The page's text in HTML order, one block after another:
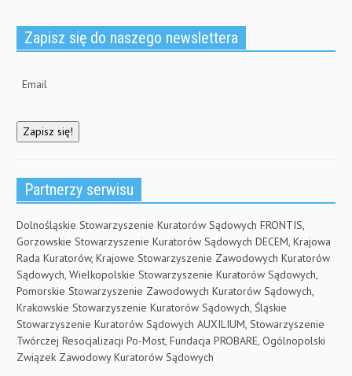
Zapisz się do naszego newslettera
Partnerzy serwisu
Dolnośląskie Stowarzyszenie Kuratorów Sądowych FRONTIS,
Gorzowskie Stowarzyszenie Kuratorów Sądowych DECEM, Krajowa
Rada Kuratorów, Krajowe Stowarzyszenie Zawodowych Kuratorów
Sądowych, Wielkopolskie Stowarzyszenie Kuratorów Sądowych,
Pomorskie Stowarzyszenie Zawodowych Kuratorów Sądowych,
Krakowskie Stowarzyszenie Kuratorów Sądowych, Śląskie
Stowarzyszenie Kuratorów Sądowych AUXILIUM, Stowarzyszenie
Twórczej Resocjalizacji Po-Most, Fundacja PROBARE, Ogólnopolski
Związek Zawodowy Kuratorów Sądowych